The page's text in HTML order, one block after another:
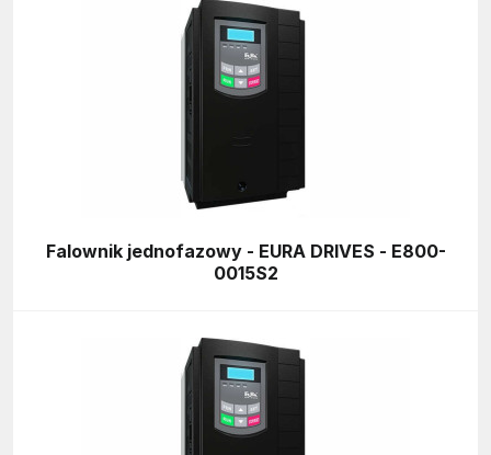
Falownik jednofazowy - EURA DRIVES - E800-
0015S2